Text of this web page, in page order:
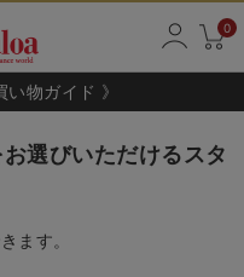
0
物ガイド 》
選びいただけるスタ
ます。